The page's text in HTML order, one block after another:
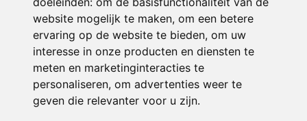
website mogelijk te maken, om een betere
ervaring op de website te bieden, om uw
interesse in onze producten en diensten te
meten en marketinginteracties te
personaliseren, om advertenties weer te
geven die relevanter voor u zijn.
© 2026 De Regenboog | Alle rechten voorbehouden
Privacy policy|Disclaimer| Klachtenregeling|RSIN en Anbi
voorkeuren